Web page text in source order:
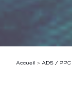
Accueil > ADS / PPC